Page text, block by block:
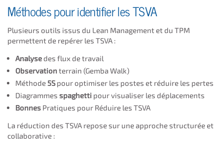
Méthodes pour identifier les TSVA
Plusieurs outils issus du Lean Management et du TPM
permettent de repérer les TSVA :
Analysedes flux de travail
Observationterrain (Gemba Walk)
Méthode 5Spour optimiser les postes et réduire les pertes
Diagrammes spaghetti pour visualiser les déplacements
Bonnes Pratiques pour Réduire les TSVA
La réduction des TSVA repose sur une approche structurée et
collaborative :